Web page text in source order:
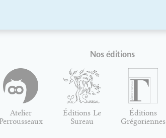
Nos éditions
Atelier
Éditions Le
Sureau
Éditions
Grégoriennes